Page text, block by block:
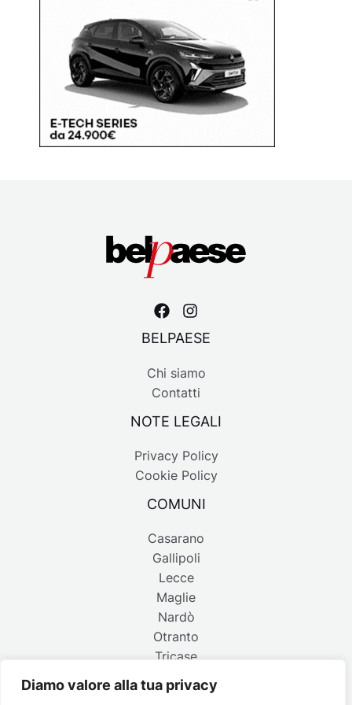
Diamo valore alla tua privacy
BELPAESE
Chi siamo
Contatti
NOTE LEGALI
Privacy Policy
Cookie Policy
COMUNI
Casarano
Gallipoli
Lecce
Maglie
Nardò
Otranto
Tricase